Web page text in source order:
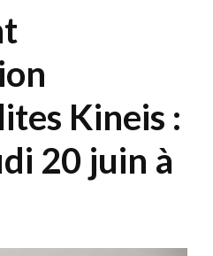
Kineis :
20 juin à